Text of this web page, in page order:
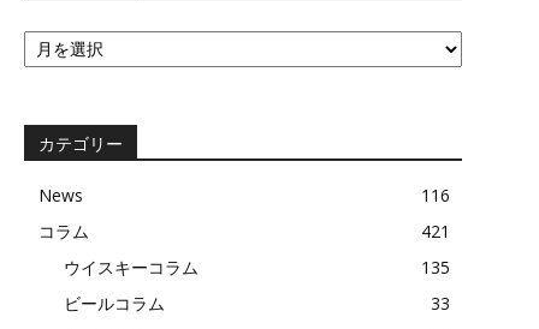
過
去
事
カテゴリー
News
116
コラム
421
ウイスキーコラム
135
ビールコラム
33